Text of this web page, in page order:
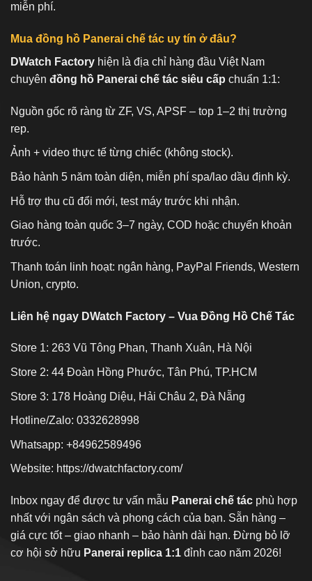
miễn phí.
Mua đồng hồ Panerai chế tác uy tín ở đâu?
DWatch Factory hiện là địa chỉ hàng đầu Việt Nam
chuyên đồng hồ Panerai chế tác siêu cấp chuẩn 1:1:
Nguồn gốc rõ ràng từ ZF, VS, APSF – top 1–2 thị trường
rep.
Ảnh + video thực tế từng chiếc (không stock).
Bảo hành 5 năm toàn diện, miễn phí spa/lao dầu định kỳ.
Hỗ trợ thu cũ đổi mới, test máy trước khi nhận.
Giao hàng toàn quốc 3–7 ngày, COD hoặc chuyển khoản
trước.
Thanh toán linh hoạt: ngân hàng, PayPal Friends, Western
Union, crypto.
Liên hệ ngay DWatch Factory – Vua Đồng Hồ Chế Tác
Store 1: 263 Vũ Tông Phan, Thanh Xuân, Hà Nội
Store 2: 44 Đoàn Hồng Phước, Tân Phú, TP.HCM
Store 3: 178 Hoàng Diệu, Hải Châu 2, Đà Nẵng
Hotline/Zalo: 0332628998
Whatsapp: +84962589496
Website: https://dwatchfactory.com/
Inbox ngay để được tư vấn mẫu Panerai chế tác phù hợp
nhất với ngân sách và phong cách của bạn. Sẵn hàng –
giá cực tốt – giao nhanh – bảo hành dài hạn. Đừng bỏ lỡ
cơ hội sở hữu Panerai replica 1:1 đỉnh cao năm 2026!